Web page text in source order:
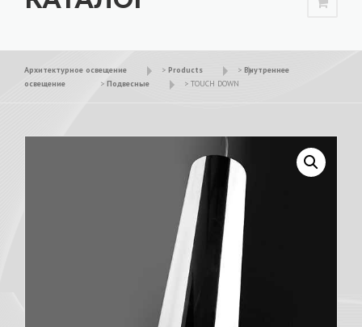
Архитектурное освещение > Products > Внутреннее
освещение
> Подвесные > TOUCH DOWN